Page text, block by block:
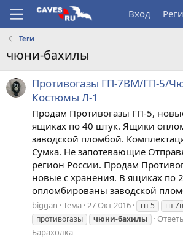
Вход
Теги
чюни-бахилы
Противогазы ГП-7ВМ/ГП-5/
Костюмы Л-1
Продам Противогазы ГП-5,
ящиках по 40 штук. Ящики
заводской пломбой.
Сумка. Не запотевающие
регион России. Продам
новые с хранения. В ящиках по
опломбированы заводской
biggan Тема 27 Окт 2016 гп-5 гп-
противогазы
чюни-бахилы
Барахолка